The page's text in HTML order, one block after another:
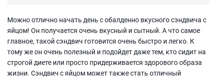
Можно отлично начать день с обалденно вкусного сэндвича с
яйцом! Он получается очень вкусный и сытный. А что самое
главное, такой сэндвич готовится очень быстро и легко. К
тому же он очень полезный и подойдет даже тем, кто сидит на
строгой диете или просто придерживается здорового образа
жизни. Сэндвич с яйцом может также стать отличный